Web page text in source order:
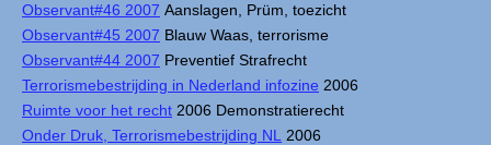
Observant#46 2007 Aanslagen, Prüm, toezicht
Observant#45 2007 Blauw Waas, terrorisme
Observant#44 2007 Preventief Strafrecht
Terrorismebestrijding in Nederland infozine 2006
Ruimte voor het recht 2006 Demonstratierecht
Onder Druk, Terrorismebestrijding NL
2006